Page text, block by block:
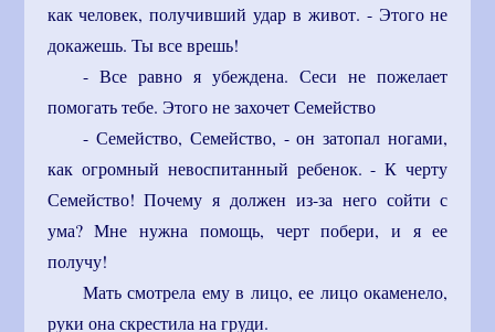
как человек, получивший удар в живот. - Этого не
докажешь. Ты все врешь!
- Все равно я убеждена. Сеси не пожелает
помогать тебе. Этого не захочет Семейство
- Семейство, Семейство, - он затопал ногами,
как огромный невоспитанный ребенок. - К черту
Семейство! Почему я должен из-за него сойти с
ума? Мне нужна помощь, черт побери, и я ее
получу!
Мать смотрела ему в лицо, ее лицо окаменело,
руки она скрестила на груди.